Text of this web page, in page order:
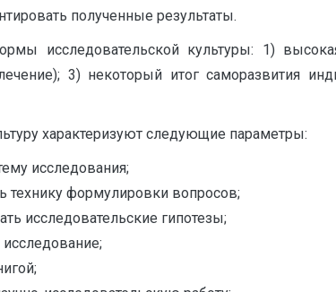
полученные результаты.
исследовательской культуры: 1)
3) некоторый итог саморазвития
характеризуют следующие параметры:
исследования;
технику формулировки вопросов;
исследовательские гипотезы;